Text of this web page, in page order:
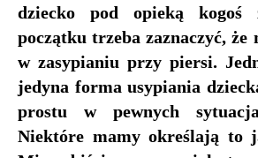
dziecko pod opieką
początku trzeba zaznaczyć, że
w zasypianiu przy piersi.
jedyna forma usypiania
prostu w pewnych
Niektóre mamy określają to